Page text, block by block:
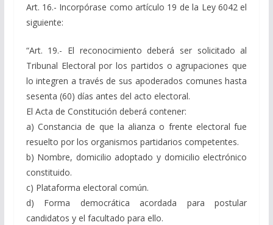
Art. 16.- Incorpórase como artículo 19 de la Ley 6042 el
siguiente:
“Art. 19.- El reconocimiento deberá ser solicitado al
Tribunal Electoral por los partidos o agrupaciones que
lo integren a través de sus apoderados comunes hasta
sesenta (60) días antes del acto electoral.
El Acta de Constitución deberá contener:
a) Constancia de que la alianza o frente electoral fue
resuelto por los organismos partidarios competentes.
b) Nombre, domicilio adoptado y domicilio electrónico
constituido.
c) Plataforma electoral común.
d) Forma democrática acordada para postular
candidatos y el facultado para ello.